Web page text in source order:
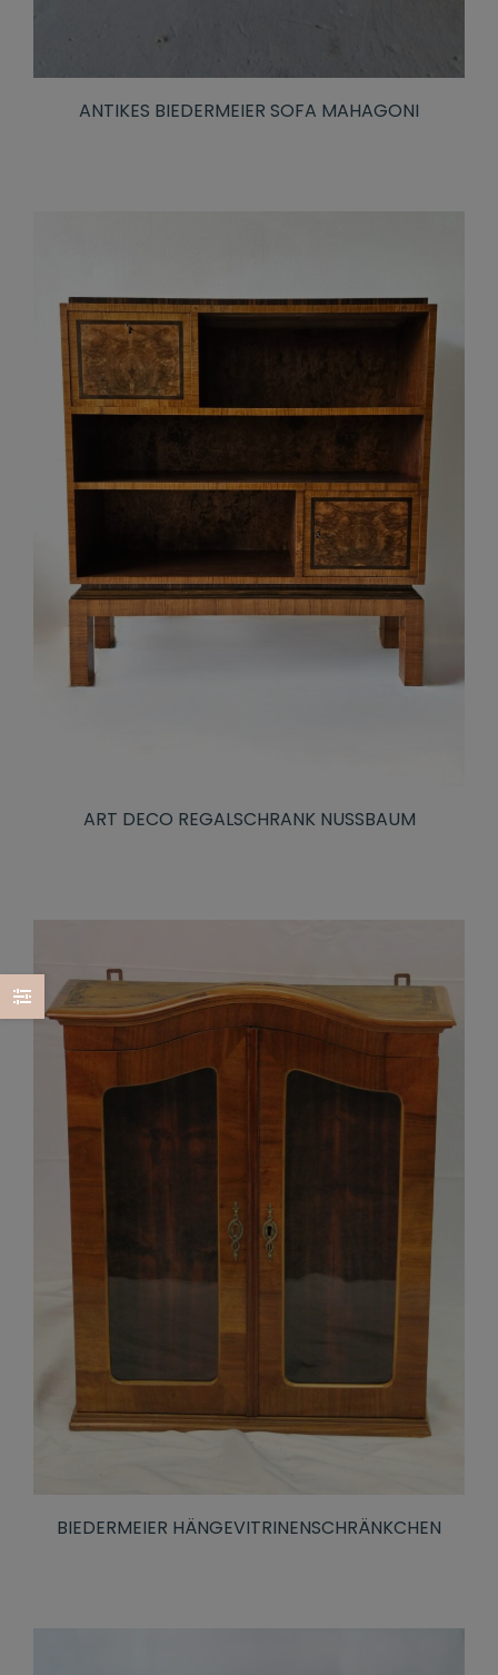
ANTIKES BIEDERMEIER SOFA MAHAGONI
ART DECO REGALSCHRANK NUSSBAUM
BIEDERMEIER HÄNGEVITRINENSCHRÄNKCHEN